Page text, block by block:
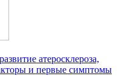
атеросклероза,
и первые симптомы